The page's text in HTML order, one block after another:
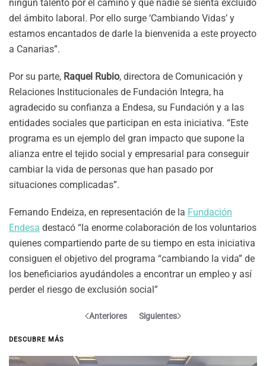
ningún talento por el camino y que nadie se sienta excluido
del ámbito laboral. Por ello surge ‘Cambiando Vidas’ y
estamos encantados de darle la bienvenida a este proyecto
a Canarias”.
Por su parte, Raquel Rubio, directora de Comunicación y
Relaciones Institucionales de Fundación Integra, ha
agradecido su confianza a Endesa, su Fundación y a las
entidades sociales que participan en esta iniciativa. “Este
programa es un ejemplo del gran impacto que supone la
alianza entre el tejido social y empresarial para conseguir
cambiar la vida de personas que han pasado por
situaciones complicadas”.
Fernando Endeiza, en representación de la Fundación
Endesa destacó “la enorme colaboración de los voluntarios
quienes compartiendo parte de su tiempo en esta iniciativa
consiguen el objetivo del programa “cambiando la vida” de
los beneficiarios ayudándoles a encontrar un empleo y así
perder el riesgo de exclusión social”
Anteriores Siguientes
DESCUBRE MÁS